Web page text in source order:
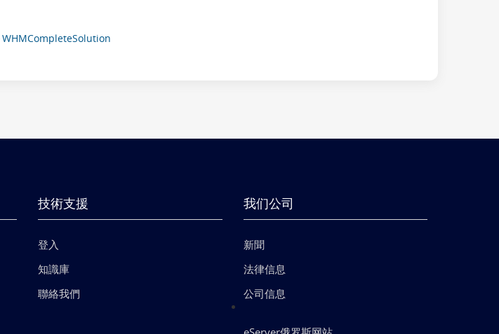
WHMCompleteSolution
技術支援
登入
知識庫
聯絡我們
我们公司
新聞
法律信息
公司信息